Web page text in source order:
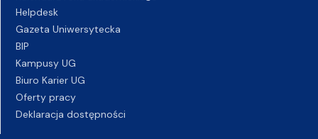
Helpdesk
Gazeta Uniwersytecka
BIP
Kampusy UG
Biuro Karier UG
Oferty pracy
Deklaracja dostępności